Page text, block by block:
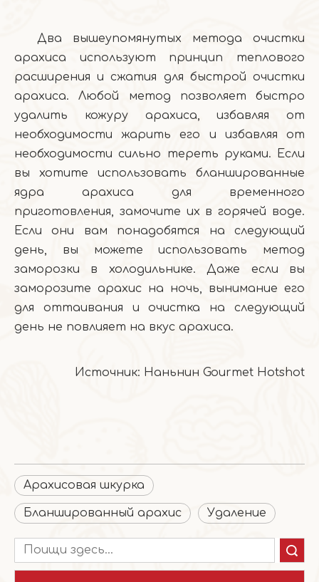
Два вышеупомянутых метода очистки
арахиса используют принцип теплового
расширения и сжатия для быстрой очистки
арахиса. Любой метод позволяет быстро
удалить кожуру арахиса, избавляя от
необходимости жарить его и избавляя от
необходимости сильно тереть руками. Если
вы хотите использовать бланшированные
ядра арахиса для временного
приготовления, замочите их в горячей воде.
Если они вам понадобятся на следующий
день, вы можете использовать метод
заморозки в холодильнике. Даже если вы
заморозите арахис на ночь, вынимание его
для оттаивания и очистка на следующий
день не повлияет на вкус арахиса.
Источник: Наньнин Gourmet Hotshot
Арахисовая шкурка
Бланшированный арахис Удаление